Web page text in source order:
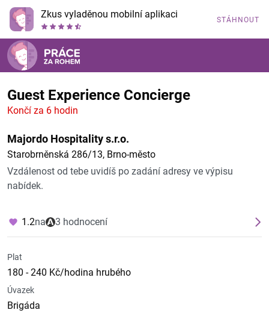
Zkus vyladěnou mobilní aplikaci STÁHNOUT
Guest Experience Concierge
Končí za 6 hodin
Majordo Hospitality s.r.o.
Starobrněnská 286/13, Brno-město
Vzdálenost od tebe uvidíš po zadání adresy ve výpisu
nabídek.
1.2na 3 hodnocení
Plat
180 - 240 Kč/hodina hrubého
Úvazek
Brigáda